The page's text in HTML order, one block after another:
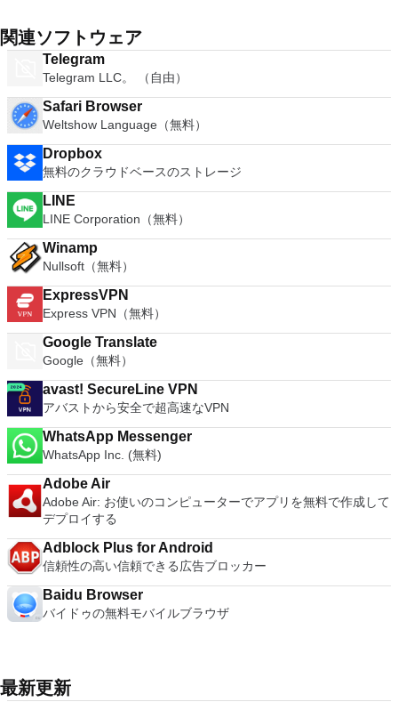
関連ソフトウェア
Telegram
Telegram LLC。 （自由）
Safari Browser
Weltshow Language（無料）
Dropbox
無料のクラウドベースのストレージ
LINE
LINE Corporation（無料）
Winamp
Nullsoft（無料）
ExpressVPN
Express VPN（無料）
Google Translate
Google（無料）
avast! SecureLine VPN
アバストから安全で超高速なVPN
WhatsApp Messenger
WhatsApp Inc. (無料)
Adobe Air
Adobe Air: お使いのコンピューターでアプリを無料で作成して
デプロイする
Adblock Plus for Android
信頼性の高い信頼できる広告ブロッカー
Baidu Browser
バイドゥの無料モバイルブラウザ
最新更新